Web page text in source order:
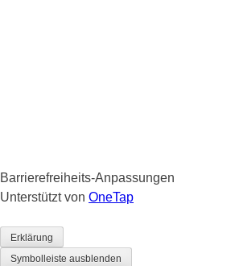
Barrierefreiheits-Anpassungen
Unterstützt von OneTap
Erklärung
Symbolleiste ausblenden